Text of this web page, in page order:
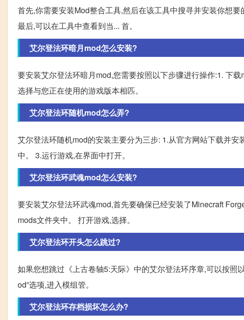
首先,你需要安装Mod整合工具,然后在该工具中搜寻并安装你想
最后,可以在工具中查看到当... 首。
艾尔登法环暗月mod怎么安装?
要安装艾尔登法环暗月mod,您需要按照以下步骤进行操作:1. 下
选择与您正在使用的游戏版本相匹。
艾尔登法环随机mod怎么弄?
艾尔登法环随机mod的安装主要分为三步: 1.从官方网站下载并
中。 3.运行游戏,在界面中打开。
艾尔登法环武魂mod怎么安装?
要安装艾尔登法环武魂mod,首先要确保已经安装了Minecraft
mods文件夹中。 打开游戏,选择。
艾尔登法环开头怎么跳过?
如果您想跳过《上古卷轴5:天际》中的艾尔登法环序章,可以按照
od”选项,进入模组管。
艾尔登法环存档损坏怎么办?